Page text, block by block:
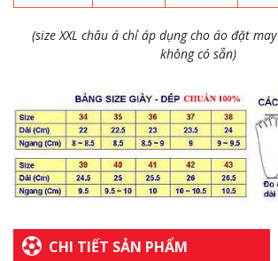
(size XXL châu á chỉ áp dụng cho áo đặt
không có sẵn)
CHI TIẾT SẢN PHẨM